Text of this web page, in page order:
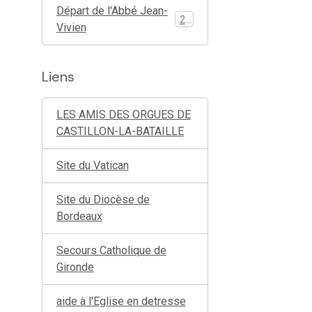
Départ de l'Abbé Jean-
Vivien
Liens
LES AMIS DES ORGUES DE
CASTILLON-LA-BATAILLE
Site du Vatican
Site du Diocèse de
Bordeaux
Secours Catholique de
Gironde
aide à l'Eglise en detresse